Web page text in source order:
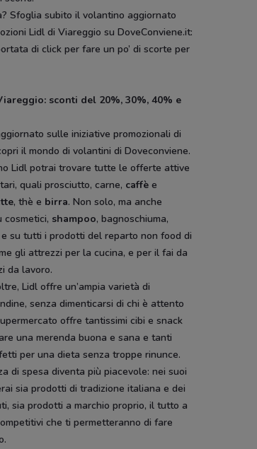
Sfoglia subito il volantino aggiornato
Lidl di Viareggio su DoveConviene.it:
di click per fare un po’ di scorte per
sconti del 20%, 30%, 40% e
sulle iniziative promozionali di
il mondo di volantini di Doveconviene.
Lidl potrai trovare tutte le offerte attive
quali prosciutto, carne, caffè e
, thè e birra. Non solo, ma anche
cosmetici, shampoo, bagnoschiuma,
su tutti i prodotti del reparto non food di
gli attrezzi per la cucina, e per il fai da
da lavoro.
Lidl offre un’ampia varietà di
senza dimenticarsi di chi è attento
offre tantissimi cibi e snack
una merenda buona e sana e tanti
per una dieta senza troppe rinunce.
di spesa diventa più piacevole: nei suoi
sia prodotti di tradizione italiana e dei
sia prodotti a marchio proprio, il tutto a
che ti permetteranno di fare